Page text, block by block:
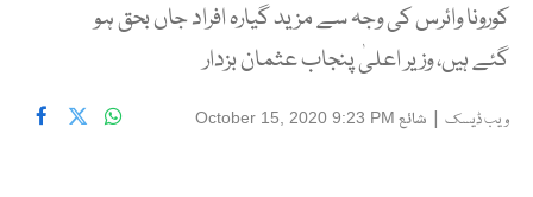
کورونا وائرس کی وجہ سے مزید گیارہ افراد جاں بحق ہو
گئے ہیں، وزیر اعلیٰ پنجاب عثمان بزدار
ویب ڈیسک | شائع October 15, 2020 9:23 PM